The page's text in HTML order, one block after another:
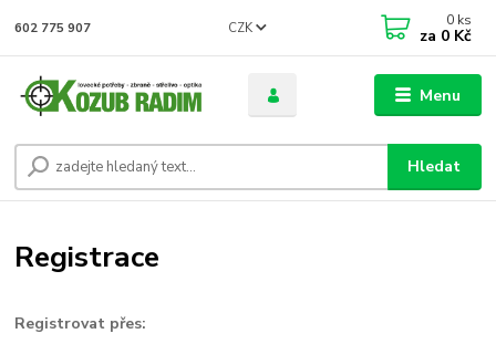
Menu
CZK
Hledat
602 775 907 0 ks
za 0 Kč
Registrace
Registrovat přes: